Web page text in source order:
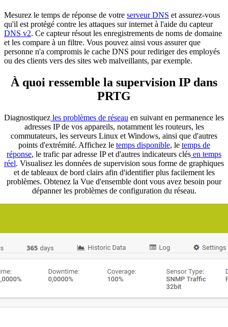
Mesurez le temps de réponse de votre serveur DNS et assurez-vous
qu'il est protégé contre les attaques sur internet à l'aide du capteur
DNS v2. Ce capteur résout les enregistrements de noms de domaine
et les compare à un filtre. Vous pouvez ainsi vous assurer que
personne n'a compromis le cache DNS pour rediriger des employés
ou des clients vers des sites web malveillants, par exemple.
À quoi ressemble la supervision IP dans
PRTG
Diagnostiquez les problèmes de réseau en suivant en permanence les
adresses IP de vos appareils, notamment les routeurs, les
commutateurs, les serveurs Linux et Windows, ainsi que d'autres
points d'extrémité. Affichez le temps disponible, le temps de
réponse, le trafic par adresse IP et d'autres indicateurs clés en temps
réel. Visualisez les données de supervision sous forme de graphiques
et de tableaux de bord clairs afin d'identifier plus facilement les
problèmes. Obtenez la Vue d'ensemble dont vous avez besoin pour
dépanner les problèmes de configuration du réseau.